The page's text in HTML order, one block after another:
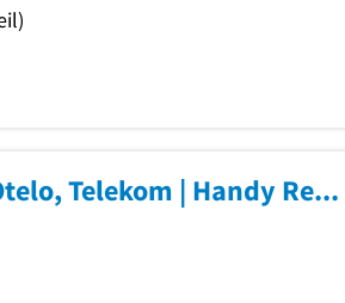
PHONECLUB O2, Vodafone, Otelo, Telekom | Handy Reparatur | Westernunion | Uhrenbatteriewechsel | UPS